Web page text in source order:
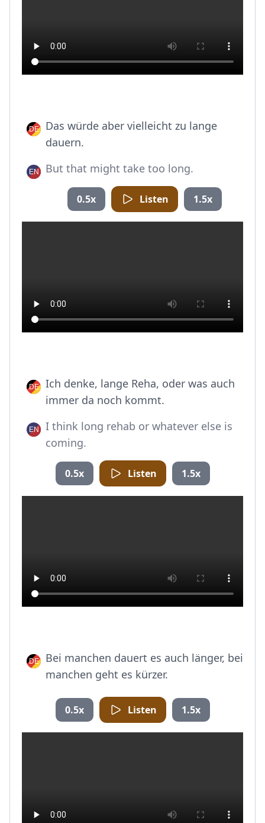
Das würde aber vielleicht zu lange
dauern.
But that might take too long.
0.5x Listen 1.5x
Ich denke, lange Reha, oder was auch
immer da noch kommt.
I think long rehab or whatever else is
coming.
0.5x Listen 1.5x
Bei manchen dauert es auch länger, bei
manchen geht es kürzer.
0.5x Listen 1.5x